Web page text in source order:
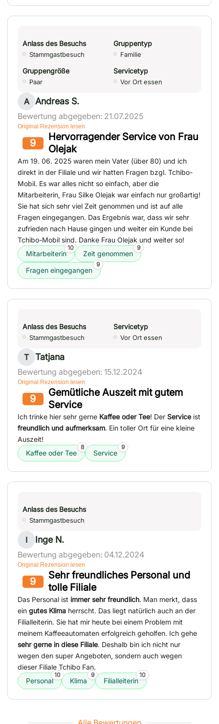
Anlass des Besuchs
Stammgastbesuch
Gruppentyp
Familie
Gruppengröße
Paar
Servicetyp
Vor Ort essen
A Andreas S.
Bewertung abgegeben: 21.07.2025
Original Rezension lesen
9
Hervorragender Service von Frau
Olejak
Am 19. 06. 2025 waren mein Vater (über 80) und ich
direkt in der Filiale und wir hatten Fragen bzgl. Tchibo-
Mobil. Es war alles nicht so einfach, aber die
Mitarbeiterin, Frau Silke Olejak war einfach nur großartig!
Sie hat sich sehr viel Zeit genommen und ist auf alle
Fragen eingegangen. Das Ergebnis war, dass wir sehr
zufrieden nach Hause gingen und weiter ein Kunde bei
Tchibo-Mobil sind. Danke Frau Olejak und weiter so!
Mitarbeiterin
10
Zeit genommen
9
Fragen eingegangen
9
Anlass des Besuchs
Stammgastbesuch
Servicetyp
Vor Ort essen
T Tatjana
Bewertung abgegeben: 15.12.2024
Original Rezension lesen
9
Gemütliche Auszeit mit gutem
Service
Ich trinke hier sehr gerne Kaffee oder Tee! Der Service ist
freundlich und aufmerksam. Ein toller Ort für eine kleine
Auszeit!
Kaffee oder Tee
8
Service
9
Anlass des Besuchs
Stammgastbesuch
I Inge N.
Bewertung abgegeben: 04.12.2024
Original Rezension lesen
9
Sehr freundliches Personal und
tolle Filiale
Das Personal ist immer sehr freundlich. Man merkt, dass
ein gutes Klima herrscht. Das liegt natürlich auch an der
Filialleiterin. Sie hat mir heute bei einem Problem mit
meinem Kaffeeautomaten erfolgreich geholfen. Ich gehe
sehr gerne in diese Filiale. Deshalb bin ich nicht nur
wegen den super Angeboten, sondern auch wegen
dieser Filiale Tchibo Fan.
Personal
10
Klima
9
Filialleiterin
10